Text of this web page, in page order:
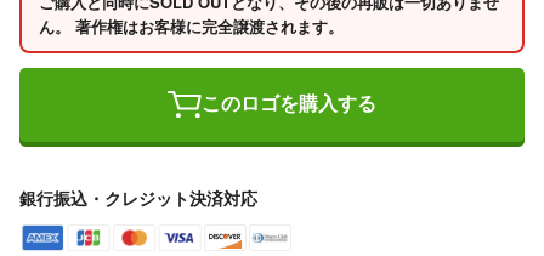
ん。 著作権はお客様に完全譲渡されます。
このロゴを購入する
銀行振込・クレジット決済対応